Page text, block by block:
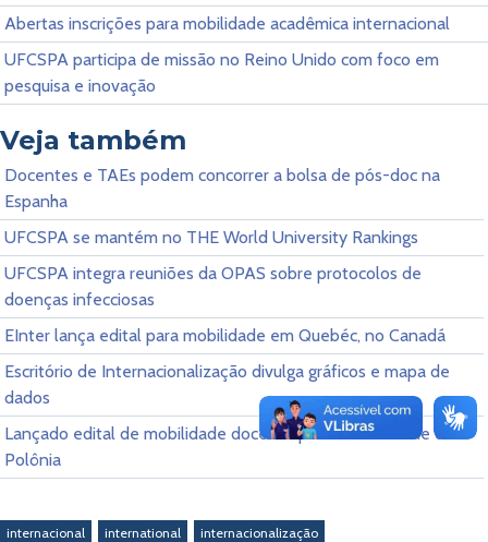
Abertas inscrições para mobilidade acadêmica internacional
UFCSPA participa de missão no Reino Unido com foco em
pesquisa e inovação
Veja também
Docentes e TAEs podem concorrer a bolsa de pós-doc na
Espanha
UFCSPA se mantém no THE World University Rankings
UFCSPA integra reuniões da OPAS sobre protocolos de
doenças infecciosas
EInter lança edital para mobilidade em Quebéc, no Canadá
Escritório de Internacionalização divulga gráficos e mapa de
dados
Lançado edital de mobilidade docente para universidade da
Polônia
internacional international internacionalização